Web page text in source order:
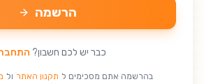
הרשמה
כבר יש לכם חשבון?
בהרשמה אתם מסכימים ל תקנון האתר ול